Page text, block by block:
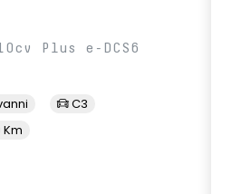
Plus e-DCS6
C3
Km